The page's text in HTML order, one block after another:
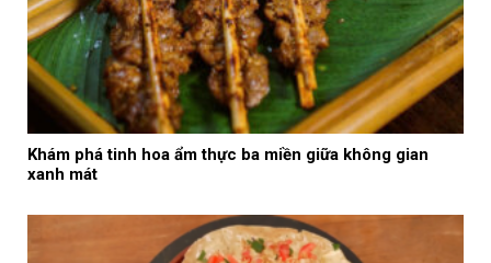
Khám phá tinh hoa ẩm thực ba miền giữa không gian
xanh mát